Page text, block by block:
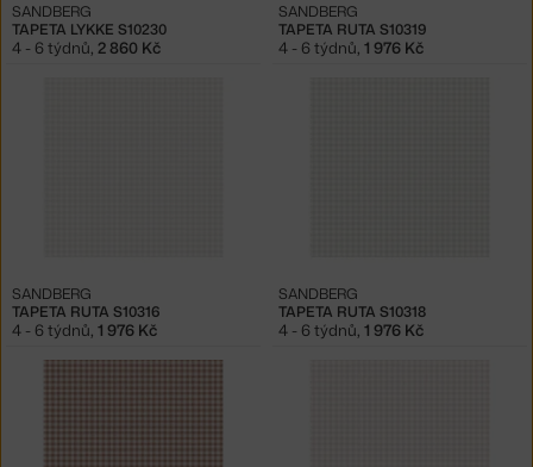
TAPETA LYKKE S10230
SANDBERG
4 - 6 týdnů, 2 860 Kč
TAPETA RUTA S10319
SANDBERG
4 - 6 týdnů, 1 976 Kč
TAPETA RUTA S10316
SANDBERG
4 - 6 týdnů, 1 976 Kč
TAPETA RUTA S10318
SANDBERG
4 - 6 týdnů, 1 976 Kč